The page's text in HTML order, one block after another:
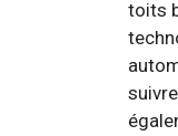
toits